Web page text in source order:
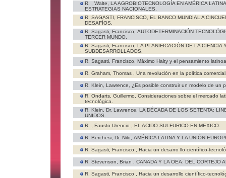
R. , Walte, LA AGROBIOTECNOLOGÍA EN AMÉRICA
ESTRATEGIAS NACIONALES.
R. SAGASTI, FRANCISCO, EL BANCO MUNDIAL A
DESAFÍOS.
R. Sagasti, Francisco, AUTODETERMINACIÓN
TERCER MUNDO.
R. Sagasti, Francisco, LA PLANIFICACIÓN DE LA CIENCIA
SUBDESARROLLADOS.
R. Sagasti, Francisco, Máximo Halty y el pensamiento
R. Graham, Thomas , Una revolución en la política
R. Klein, Lawrence, ¿Es posible construir un modelo de un
R. Ondarts, Guillermo, Consideraciones sobre el mercado
tecnológica.
R. Klein, Dr. Lawrence, LA DÉCADA DE LOS SETENTA:
UNIDOS.
R. , Fausto Urencio , EL ACIDO SULFURICO EN MEXICO.
R. Berchesi, Dr. Nilo, AMÉRICA LATINA Y LA UNIÓN
R. Sagasti, Francisco , Hacia un desarro llo científico-
R. Stevenson, Brian , CANADA Y LA OEA: DEL CORTEJO
R. Sagasti, Francisco , Hacia un desarrollo científico-